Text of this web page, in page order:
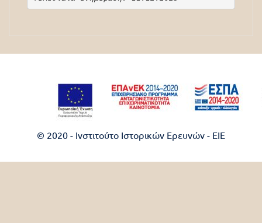
© 2020 - Ινστιτούτο Ιστορικών Ερευνών - EIE